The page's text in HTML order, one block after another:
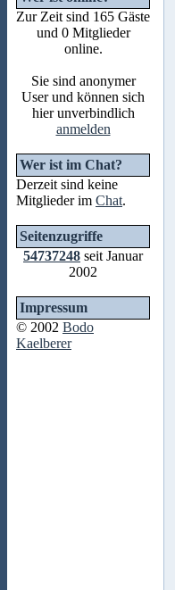
Zur Zeit sind 165 Gäste
und 0 Mitglieder
online.
Sie sind anonymer
User und können sich
hier unverbindlich
anmelden
Wer ist im Chat?
Derzeit sind keine
Mitglieder im Chat.
Seitenzugriffe
54737248 seit Januar
2002
Impressum
© 2002 Bodo
Kaelberer